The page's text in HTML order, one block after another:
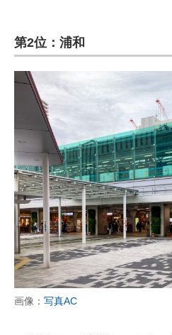
第2位：浦和
画像： 写真AC